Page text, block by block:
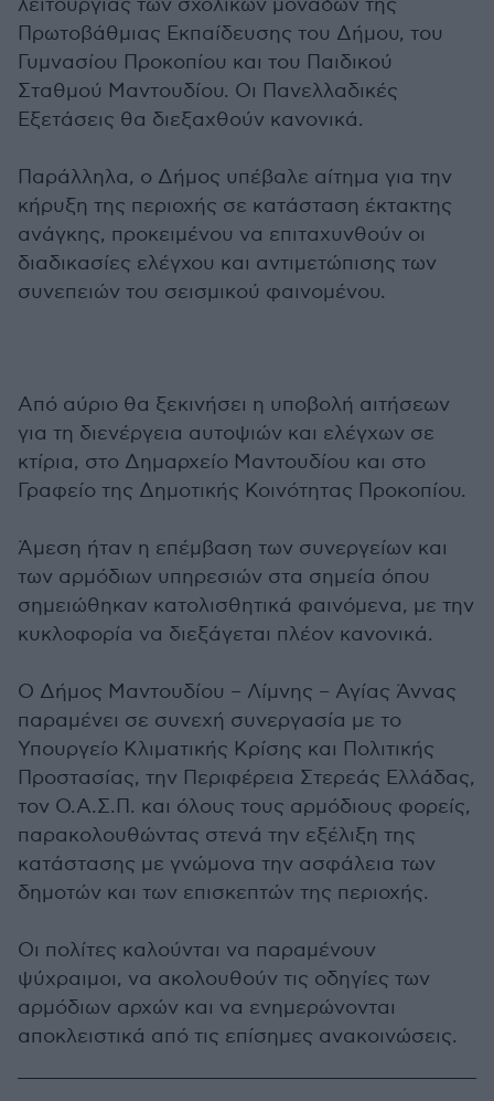
λειτουργίας των σχολικών μονάδων της
Πρωτοβάθμιας Εκπαίδευσης του Δήμου, του
Γυμνασίου Προκοπίου και του Παιδικού
Σταθμού Μαντουδίου. Οι Πανελλαδικές
Εξετάσεις θα διεξαχθούν κανονικά.
Παράλληλα, ο Δήμος υπέβαλε αίτημα για την
κήρυξη της περιοχής σε κατάσταση έκτακτης
ανάγκης, προκειμένου να επιταχυνθούν οι
διαδικασίες ελέγχου και αντιμετώπισης των
συνεπειών του σεισμικού φαινομένου.
Από αύριο θα ξεκινήσει η υποβολή αιτήσεων
για τη διενέργεια αυτοψιών και ελέγχων σε
κτίρια, στο Δημαρχείο Μαντουδίου και στο
Γραφείο της Δημοτικής Κοινότητας Προκοπίου.
Άμεση ήταν η επέμβαση των συνεργείων και
των αρμόδιων υπηρεσιών στα σημεία όπου
σημειώθηκαν κατολισθητικά φαινόμενα, με την
κυκλοφορία να διεξάγεται πλέον κανονικά.
Ο Δήμος Μαντουδίου – Λίμνης – Αγίας Άννας
παραμένει σε συνεχή συνεργασία με το
Υπουργείο Κλιματικής Κρίσης και Πολιτικής
Προστασίας, την Περιφέρεια Στερεάς Ελλάδας,
τον Ο.Α.Σ.Π. και όλους τους αρμόδιους φορείς,
παρακολουθώντας στενά την εξέλιξη της
κατάστασης με γνώμονα την ασφάλεια των
δημοτών και των επισκεπτών της περιοχής.
Οι πολίτες καλούνται να παραμένουν
ψύχραιμοι, να ακολουθούν τις οδηγίες των
αρμόδιων αρχών και να ενημερώνονται
αποκλειστικά από τις επίσημες ανακοινώσεις.